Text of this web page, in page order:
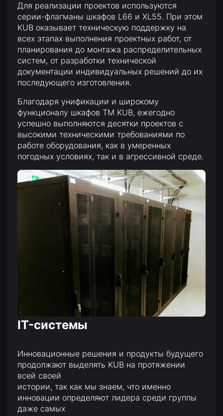
Для реализации проектов используются
серии-флагманы шкафов L66 и XL55. При этом
KUB оказывает техническую поддержку на
всех этапах выполнения проектных работ, от
планирования до монтажа распределительных
систем, от разработки технической
документации индивидуальных решений до их
последующего изготовления.
Благодаря унификации и широкому
функционалу шкафов TM KUB, ежегодно
успешно выполняются десятки проектов с
высокими техническими требованиями по
работе оборудования, как в умеренных
погодных условиях, так и в агрессивной среде.
IT-системы
Инновационные решения и продукты будущего
продолжают выделять KUB на протяжении
всей своей
истории, так как мы знаем, что именно
инновации определяют лидера среди группы
даже самых